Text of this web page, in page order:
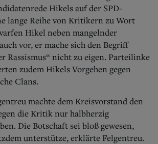
Hikels auf der SPD-
lange Reihe von Kritikern zu Wort
Hikel neben mangelnder
vor, er mache sich den Begriff
Rassismus“ nicht zu eigen. Parteilinke
zudem Hikels Vorgehen gegen
Clans.
machte dem Kreisvorstand den
die Kritik nur halbherzig
Die Botschaft sei bloß gewesen,
unterstütze, erklärte Felgentreu.